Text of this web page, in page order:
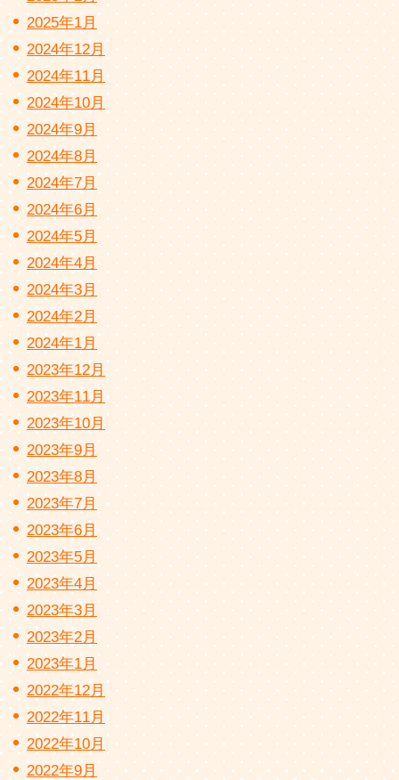
2025年1月
2024年12月
2024年11月
2024年10月
2024年9月
2024年8月
2024年7月
2024年6月
2024年5月
2024年4月
2024年3月
2024年2月
2024年1月
2023年12月
2023年11月
2023年10月
2023年9月
2023年8月
2023年7月
2023年6月
2023年5月
2023年4月
2023年3月
2023年2月
2023年1月
2022年12月
2022年11月
2022年10月
2022年9月